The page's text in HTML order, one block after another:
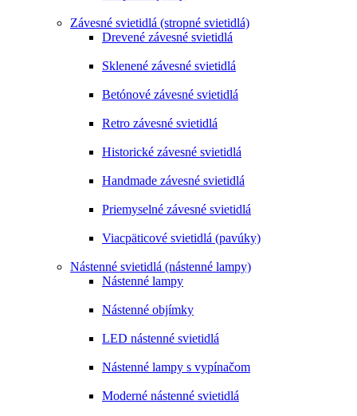
Závesné svietidlá (stropné svietidlá)
Drevené závesné svietidlá
Sklenené závesné svietidlá
Betónové závesné svietidlá
Retro závesné svietidlá
Historické závesné svietidlá
Handmade závesné svietidlá
Priemyselné závesné svietidlá
Viacpäticové svietidlá (pavúky)
Nástenné svietidlá (nástenné lampy)
Nástenné lampy
Nástenné objímky
LED nástenné svietidlá
Nástenné lampy s vypínačom
Moderné nástenné svietidlá